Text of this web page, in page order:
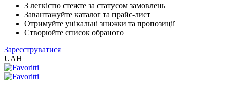
З легкістю стежте за статусом замовлень
Завантажуйте каталог та прайс-лист
Отримуйте унікальні знижки та пропозиції
Створюйте список обраного
Зареєструватися
UAH
(Розн.)
XLS
EXCEL
2005
(Опт)